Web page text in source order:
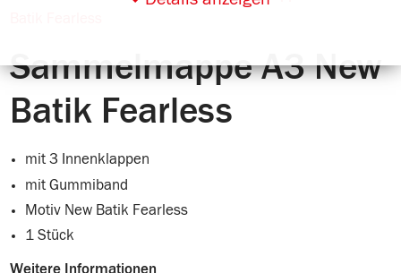
Sammelmappe A3 New
Batik Fearless
mit 3 Innenklappen
mit Gummiband
Motiv New Batik Fearless
1 Stück